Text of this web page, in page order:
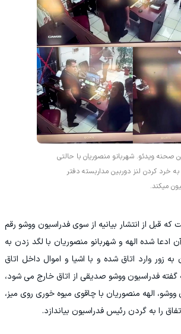
صحنه ویدئو. شهربانو منصوریان با حالتی
خرد کردن لنز دوربین مداربسته دفتر
میکند.
که قبل از انتشار بیانیه از سوی فدراسیون ووشو رقم
ادعا شده الهه و شهربانو منصوریان با لگد زدن به
زور وارد اتاق شده و با اشیا و اموال داخل اتاق
فدراسیون ووشو صدیقی از اتاق خارج می شود،
ووشو، الهه منصوریان با چاقوی میوه خوری روی میز،
را به گردن رئیس فدراسیون بیاندازد.